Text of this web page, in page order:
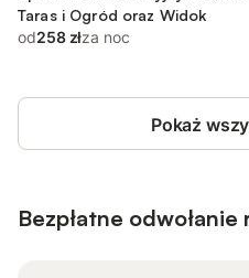
Taras i Ogród oraz Widok
od258 złza noc
Pokaż
Bezpłatne